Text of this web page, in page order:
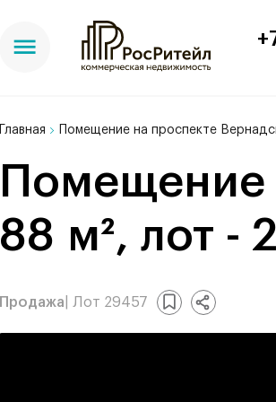
Главная Помещение на проспекте
Помещение на проспекте Вернадского,
88 м², лот -
Продажа | Лот 29457